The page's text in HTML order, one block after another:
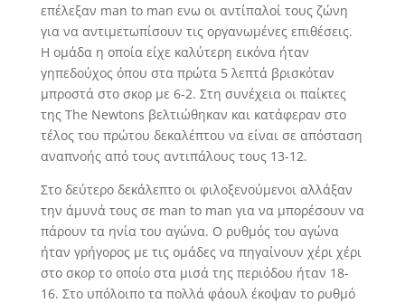
επέλεξαν man to man ενω οι αντίπαλοί τους ζώνη
για να αντιμετωπίσουν τις οργανωμένες επιθέσεις.
Η ομάδα η οποία είχε καλύτερη εικόνα ήταν
γηπεδούχος όπου στα πρώτα 5 λεπτά βρισκόταν
μπροστά στο σκορ με 6-2. Στη συνέχεια οι παίκτες
της The Newtons βελτιώθηκαν και κατάφεραν στο
τέλος του πρώτου δεκαλέπτου να είναι σε απόσταση
αναπνοής από τους αντιπάλους τους 13-12.
Στο δεύτερο δεκάλεπτο οι φιλοξενούμενοι αλλάξαν
την άμυνά τους σε man to man για να μπορέσουν να
πάρουν τα ηνία του αγώνα. Ο ρυθμός του αγώνα
ήταν γρήγορος με τις ομάδες να πηγαίνουν χέρι χέρι
στο σκορ το οποίο στα μισά της περιόδου ήταν 18-
16. Στο υπόλοιπο τα πολλά φάουλ έκοψαν το ρυθμό